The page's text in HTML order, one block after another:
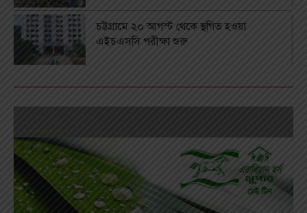
চট্টগ্রামে ২০ আগস্ট থেকে স্থগিত হওয়া
এইচএসসি পরীক্ষা শুরু